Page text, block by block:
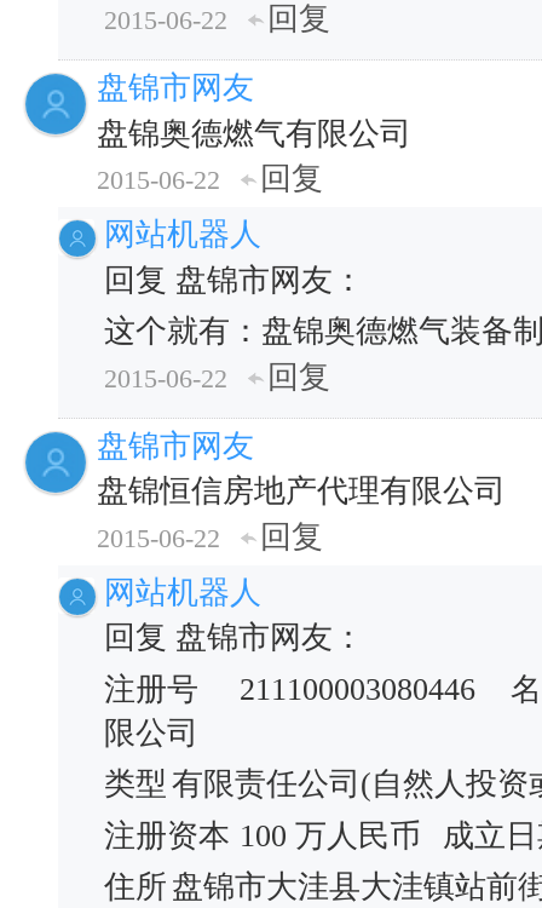
2015-06-22
回复
盘锦市网友
盘锦奥德燃气有限公司
2015-06-22
回复
网站机器人
回复 盘锦市网友：
这个就有：盘锦奥德燃气装备
2015-06-22
回复
盘锦市网友
盘锦恒信房地产代理有限公司
2015-06-22
回复
网站机器人
回复 盘锦市网友：
注册号
211100003080446
限公司
类型 有限责任公司(自然人投资
注册资本 100 万人民币
成立
住所 盘锦市大洼县大洼镇站前